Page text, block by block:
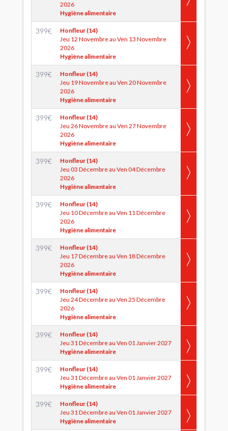
2026
Hygiène alimentaire
399€
Honfleur (14)
Jeu 12 Novembre au Ven 13 Novembre
2026
Hygiène alimentaire
399€
Honfleur (14)
Jeu 19 Novembre au Ven 20 Novembre
2026
Hygiène alimentaire
399€
Honfleur (14)
Jeu 26 Novembre au Ven 27 Novembre
2026
Hygiène alimentaire
399€
Honfleur (14)
Jeu 03 Décembre au Ven 04 Décembre
2026
Hygiène alimentaire
399€
Honfleur (14)
Jeu 10 Décembre au Ven 11 Décembre
2026
Hygiène alimentaire
399€
Honfleur (14)
Jeu 17 Décembre au Ven 18 Décembre
2026
Hygiène alimentaire
399€
Honfleur (14)
Jeu 24 Décembre au Ven 25 Décembre
2026
Hygiène alimentaire
399€
Honfleur (14)
Jeu 31 Décembre au Ven 01 Janvier 2027
Hygiène alimentaire
399€
Honfleur (14)
Jeu 31 Décembre au Ven 01 Janvier 2027
Hygiène alimentaire
399€
Honfleur (14)
Jeu 31 Décembre au Ven 01 Janvier 2027
Hygiène alimentaire